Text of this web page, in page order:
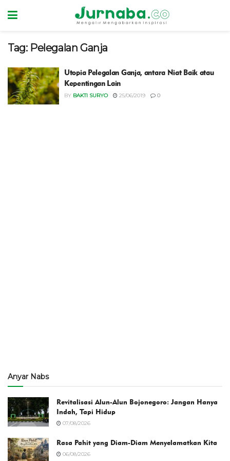
Tag: Pelegalan Ganja
Utopia Pelegalan Ganja, antara Niat Baik atau
Kepentingan Lain
BY BAKTI SURYO 25/06/2019 0
Anyar Nabs
Revitalisasi Alun-Alun Bojonegoro: Jangan Hanya
Indah, Tapi Hidup
07/08/2026
Rasa Pahit yang Diam-Diam Menyelamatkan Kita
06/08/2026